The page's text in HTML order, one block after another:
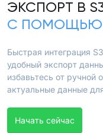
ЭКСПОРТ В
С ПОМОЩЬЮ
Быстрая интеграция
удобный экспорт
избавьтесь от ручной
актуальные данные
Начать сейчас